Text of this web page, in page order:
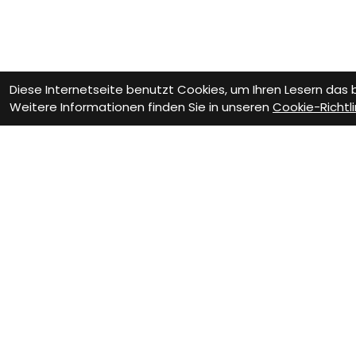
Diese Internetseite benutzt Cookies, um Ihren Lesern
Weitere Informationen finden Sie in unseren Cookie-